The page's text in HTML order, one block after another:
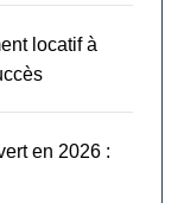
locatif à
en 2026 :